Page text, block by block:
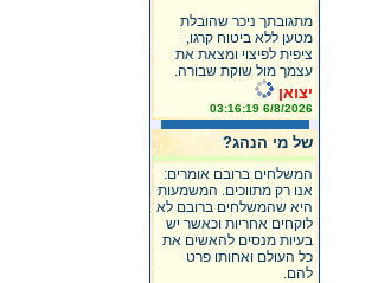
מתגובתך ניכר שהובלת
מטען ללא ביטוח קרגו,
ציפית לפיצוי ומצאת את
עצמך מול שוקת שבורה.
יצואן
6/8/2026 03:16:19
של מי הנהג?
המשלחים ברובם אומרים:
אנו רק מתווכים. המשמעות
היא שהמשלחים ברובם לא
לוקחים אחריות וכאשר יש
בעיות מנסים להאשים את
כל העולם ואחותו פרט
להם.